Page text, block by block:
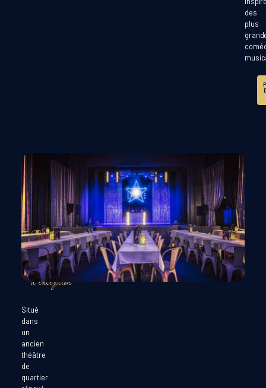
des
plus
SPECTACLE
dans
un
lieu
d’exception
Situé
dans
un
ancien
théâtre
de
quartier